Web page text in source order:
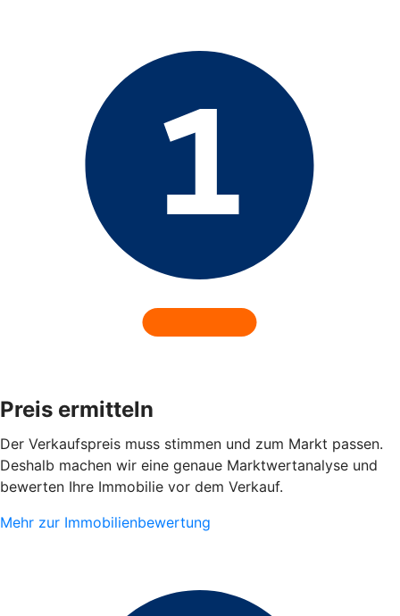
Preis ermitteln
Der Verkaufspreis muss stimmen und zum Markt passen.
Deshalb machen wir eine genaue Marktwertanalyse und
bewerten Ihre Immobilie vor dem Verkauf.
Mehr zur Immobilienbewertung